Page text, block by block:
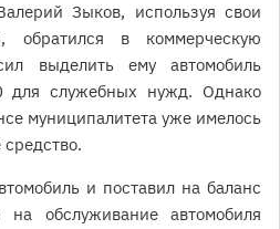
Зыков, используя свои
обратился в коммерческую
выделить ему автомобиль
для служебных нужд. Однако
муниципалитета уже имелось
и поставил на баланс
на обслуживание автомобиля